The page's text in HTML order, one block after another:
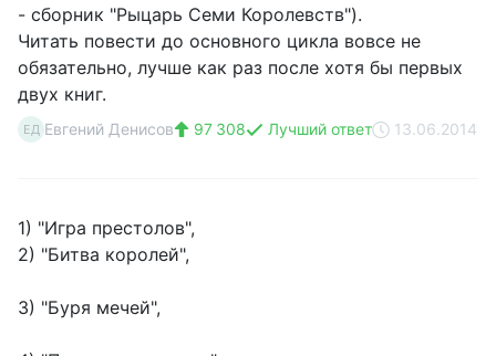
- сборник "Рыцарь Семи Королевств").
Читать повести до основного цикла вовсе не
обязательно, лучше как раз после хотя бы первых
двух книг.
ЕД Евгений Денисов 97 308 Лучший ответ 13.06.2014
1) "Игра престолов",
2) "Битва королей",
3) "Буря мечей",